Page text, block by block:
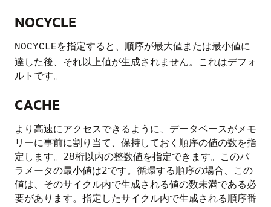
NOCYCLE
NOCYCLEを指定すると、順序が最大値または最小値に
達した後、それ以上値が生成されません。これはデフォ
ルトです。
CACHE
より高速にアクセスできるように、データベースがメモ
リーに事前に割り当て、保持しておく順序の値の数を指
定します。28桁以内の整数値を指定できます。このパ
ラメータの最小値は2です。循環する順序の場合、この
値は、そのサイクル内で生成される値の数未満である必
要があります。指定したサイクル内で生成される順序番